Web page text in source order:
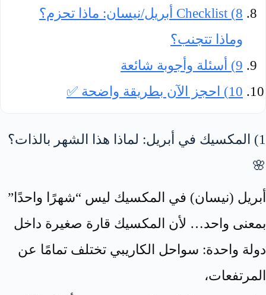
8) Checklist أبريل/نيسان: ماذا تحزم؟
وماذا تتجنب؟
9) أسئلة وأجوبة شائعة
10) احجز الآن بطريقة واضحة ✅
1) المكسيك في أبريل: لماذا هذا الشهر بالذات؟
🌸
أبريل (نيسان) في المكسيك ليس “شهرًا واحدًا”
بمعنى واحد… لأن المكسيك قارة صغيرة داخل
دولة واحدة: سواحل الكاريبي تختلف تمامًا عن
المرتفعات،